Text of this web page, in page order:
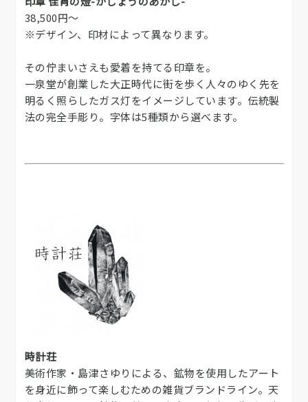
38,500円～
※デザイン、印材によって異なります。
その佇まいさえも愛着を持てる印章を。
一泉堂が創業した大正時代に街を歩く人々のゆく先を
明るく照らしたガス灯をイメージしています。伝統製
法の完全手彫り。字体は5種類から選べます。
時計荘
美術作家・島津さゆりによる、鉱物を使用したアート
を身近に飾って楽しむための雑貨ブランドライン。天